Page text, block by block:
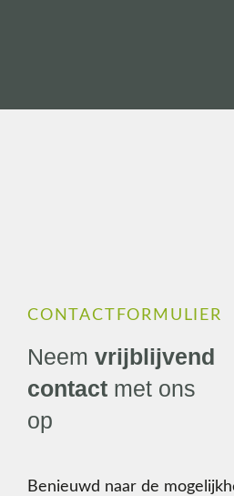
CONTACTFORMULIER
Neem vrijblijvend
contact met ons
op
Benieuwd naar de